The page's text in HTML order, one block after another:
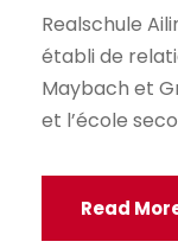
Realschule
établi de
Maybach et
et l’école
Read